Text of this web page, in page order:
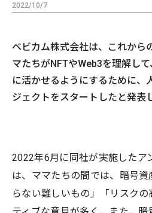
2022/10/7
ベビカム株式会社は、これから
マたちがNFTやWeb3を理解し
に活かせるようにするために、
ジェクトをスタートしたと発表
2022年6月に同社が実施したア
は、ママたちの間では、暗号
らない難しいもの」「リスク